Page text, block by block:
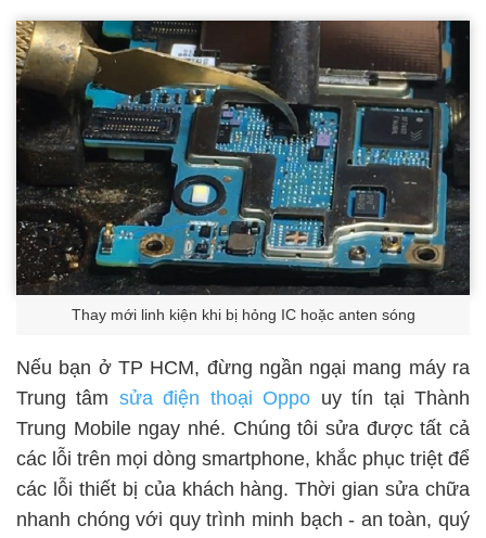
Thay mới linh kiện khi bị hỏng IC hoặc anten sóng
Nếu bạn ở TP HCM, đừng ngần ngại mang máy ra
Trung tâm sửa điện thoại Oppo uy tín tại Thành
Trung Mobile ngay nhé. Chúng tôi sửa được tất cả
các lỗi trên mọi dòng smartphone, khắc phục triệt để
các lỗi thiết bị của khách hàng. Thời gian sửa chữa
nhanh chóng với quy trình minh bạch - an toàn, quý